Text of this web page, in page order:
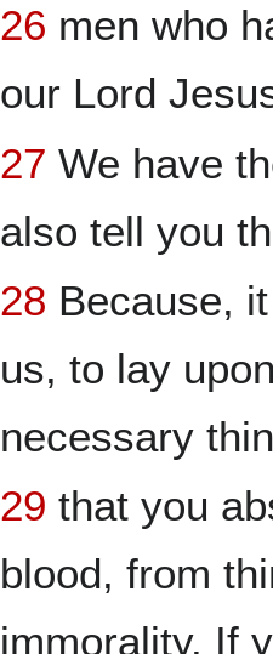
26 men who
our Lord
27 We have
also tell you
28 Because,
us, to lay
necessary
29 that you
blood, from
immorality. If